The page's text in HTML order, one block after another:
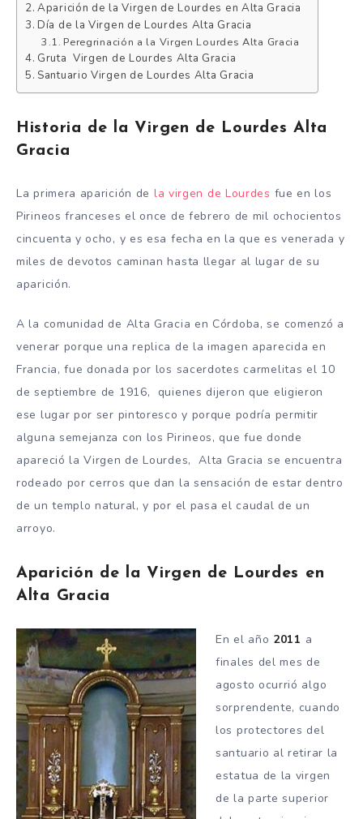
Aparición de la Virgen de Lourdes en Alta Gracia
Día de la Virgen de Lourdes Alta Gracia
Peregrinación a la Virgen Lourdes Alta Gracia
Gruta Virgen de Lourdes Alta Gracia
Santuario Virgen de Lourdes Alta Gracia
Historia de la Virgen de Lourdes Alta
Gracia
La primera aparición de la virgen de Lourdes fue en los
Pirineos franceses el once de febrero de mil ochocientos
cincuenta y ocho, y es esa fecha en la que es venerada y
miles de devotos caminan hasta llegar al lugar de su
aparición.
A la comunidad de Alta Gracia en Córdoba, se comenzó a
venerar porque una replica de la imagen aparecida en
Francia, fue donada por los sacerdotes carmelitas el 10
de septiembre de 1916, quienes dijeron que eligieron
ese lugar por ser pintoresco y porque podría permitir
alguna semejanza con los Pirineos, que fue donde
apareció la Virgen de Lourdes, Alta Gracia se encuentra
rodeado por cerros que dan la sensación de estar dentro
de un templo natural, y por el pasa el caudal de un
arroyo.
Aparición de la Virgen de Lourdes en
Alta Gracia
En el año 2011 a
finales del mes de
agosto ocurrió algo
sorprendente, cuando
los protectores del
santuario al retirar la
estatua de la virgen
de la parte superior